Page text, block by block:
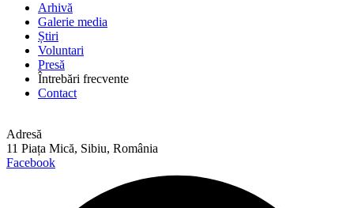
Arhivă
Galerie media
Știri
Voluntari
Presă
Întrebări frecvente
Contact
Adresă
11 Piața Mică, Sibiu, România
Facebook